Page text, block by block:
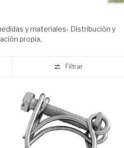
y materiales- Distribución y
propia,
Filtrar